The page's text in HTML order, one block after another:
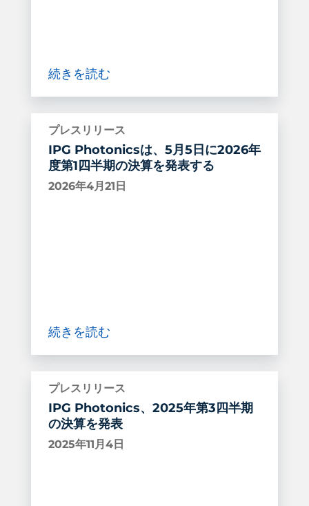
続きを読む
プレスリリース
IPG Photonicsは、5月5日に2026年
度第1四半期の決算を発表する
2026年4月21日
続きを読む
プレスリリース
IPG Photonics、2025年第3四半期
の決算を発表
2025年11月4日